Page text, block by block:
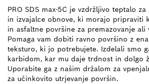
PRO SDS max-5C je vzdržljivo teptalo
in izvajalce obnove, ki morajo pripraviti
in asfaltne površine za premazovanje ali
Pomaga vam dobiti ravno površino z
teksturo, ki jo potrebujete. Izdelali smo
karbidom, kar mu daje trdnost in dolgo
Uporabite ga z našim držalom za
za učinkovito utrjevanje površin.